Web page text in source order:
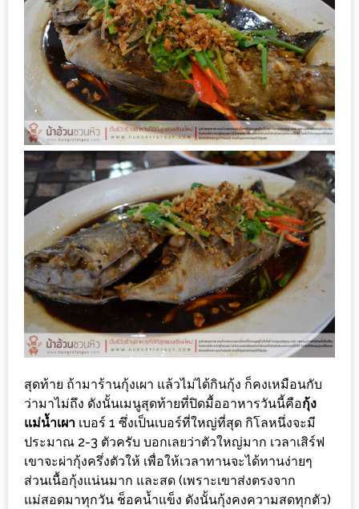
ภาพ
ใส
ปิ๊
งด้วย
HUAWEI
G7
PLUS
สมา
ร์ท
โฟน
ที่
เอาใจ
ขา
กิน
โดย
เฉพาะ
อิ่ม
ไม่
อั้น
กิน
ไม่
ยั้ง
สุดท้าย ถ้ามาร้านกุ้งเผา แล้วไม่ได้กินกุ้ง ก็คงเหมือนกับ
ว่ามาไม่ถึง ดังนั้นเมนูสุดท้ายที่ปิดมื้ออาหารวันนี้คือกุ้ง
แม่น้ำเผา เบอร์ 1 ซึ่งเป็นเบอร์ที่ใหญ่ที่สุด กิโลหนึ่งจะมี
ประมาณ 2-3 ตัวครับ บอกเลยว่าตัวใหญ่มาก เวลาเสิร์ฟ
เขาจะผ่ากุ้งครึ่งตัวให้ เพื่อให้เวลาทานจะได้ทานง่ายๆ
ส่วนเนื้อกุ้งแน่นมาก และสด (เพราะเขาส่งตรงจาก
แม่สอดมาทุกวัน ช็อคน้ำแข็ง ดังนั้นกุ้งคงความสดทุกตัว)